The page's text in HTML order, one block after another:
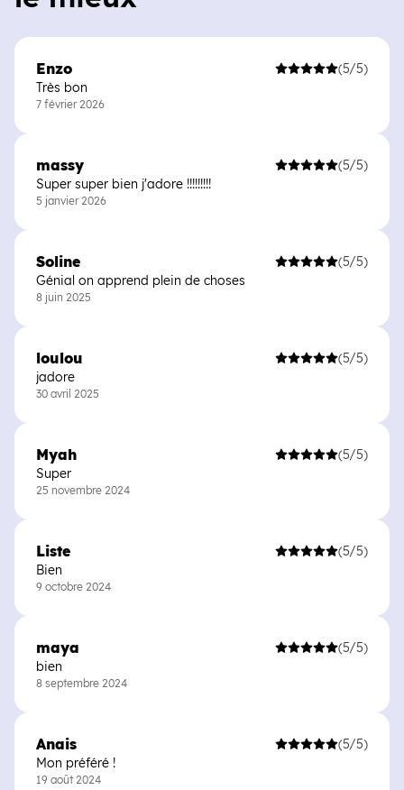
Enzo
(5/5)
Très bon
7 février 2026
massy
(5/5)
Super super bien j'adore !!!!!!!!!
5 janvier 2026
Soline
(5/5)
Génial on apprend plein de choses
8 juin 2025
loulou
(5/5)
jadore
30 avril 2025
Myah
(5/5)
Super
25 novembre 2024
Liste
(5/5)
Bien
9 octobre 2024
maya
(5/5)
bien
8 septembre 2024
Anais
(5/5)
Mon préféré !
19 août 2024